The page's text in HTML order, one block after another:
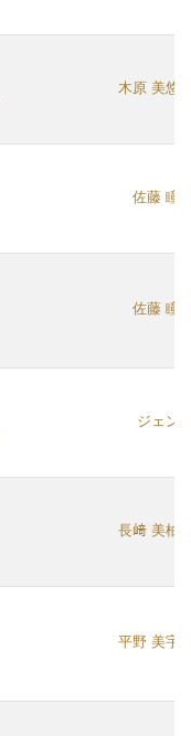
木原 美悠
佐藤 瞳
佐藤 瞳
ジェン
長﨑 美柚
平野 美宇